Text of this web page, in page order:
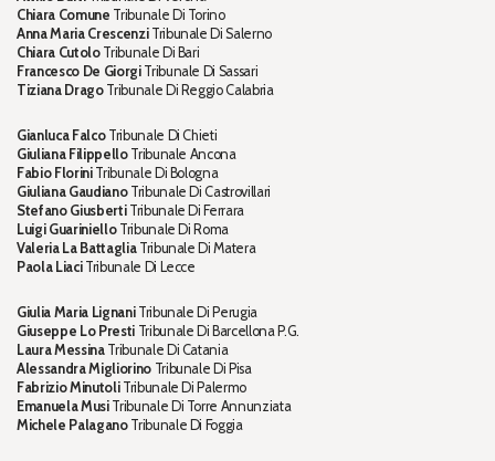
Chiara Comune Tribunale Di Torino
Anna Maria CrescenziTribunale Di Salerno
Chiara CutoloTribunale Di Bari
Francesco De GiorgiTribunale Di Sassari
Tiziana DragoTribunale Di Reggio Calabria
Gianluca FalcoTribunale Di Chieti
Giuliana FilippelloTribunale Ancona
Fabio FloriniTribunale Di Bologna
Giuliana GaudianoTribunale Di Castrovillari
Stefano GiusbertiTribunale Di Ferrara
Luigi GuarinielloTribunale Di Roma
Valeria La BattagliaTribunale Di Matera
Paola LiaciTribunale Di Lecce
Giulia Maria LignaniTribunale Di Perugia
Giuseppe Lo PrestiTribunale Di Barcellona P.G.
Laura MessinaTribunale Di Catania
Alessandra MigliorinoTribunale Di Pisa
Fabrizio MinutoliTribunale Di Palermo
Emanuela MusiTribunale Di Torre Annunziata
Michele PalaganoTribunale Di Foggia